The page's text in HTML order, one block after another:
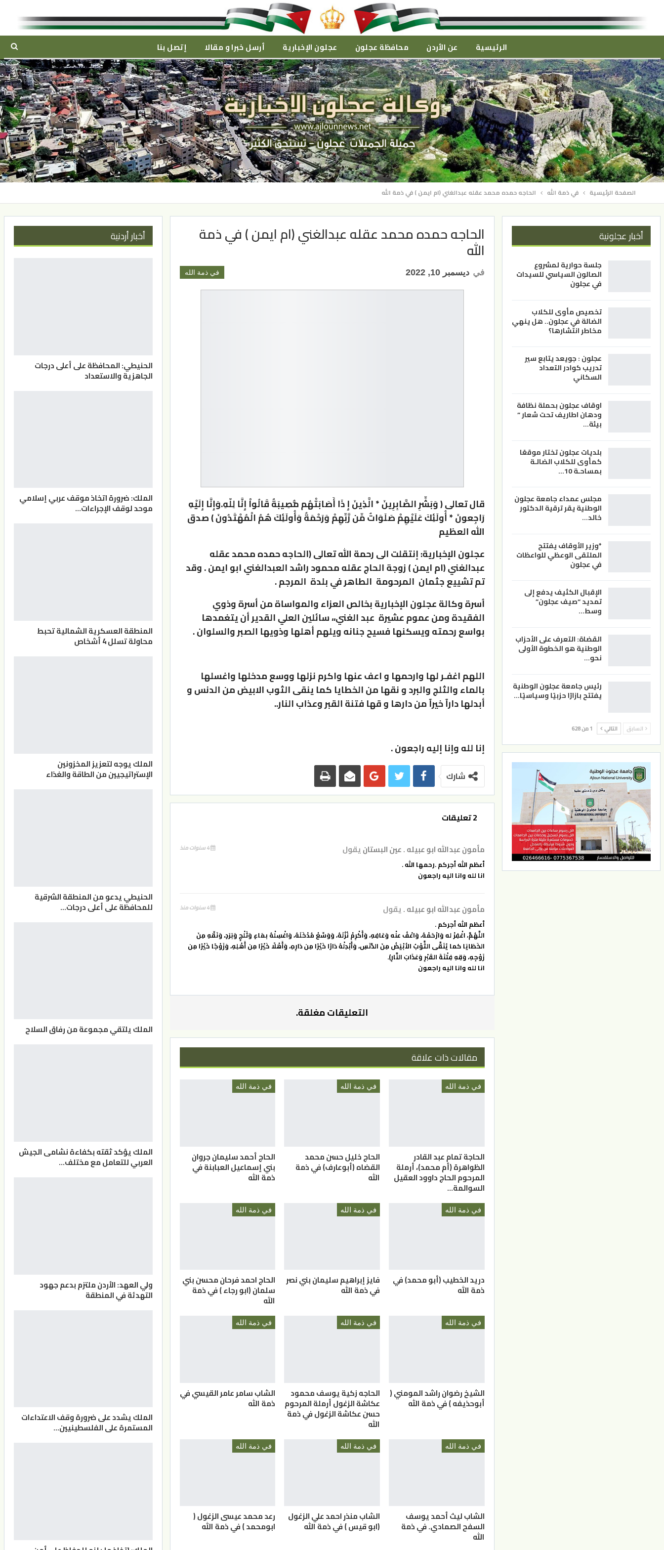
الرئيسية عن الأردن محافظة عجلون عجلون الإخبارية أرسل خبرا و مقالا إتصل بنا
الصفحة الرئيسية في ذمة الله الحاجه حمده محمد عقله عبدالغني (ام ايمن ) في ذمة الله
الحاجه حمده محمد عقله عبدالغني (ام ايمن ) في ذمة
الله
في ذمة الله في ديسمبر 10, 2022
قال تعالى ( وَبَشِّرِ الصَّابِرِينَ * الَّذِينَ إِ ذَا أَصَابَتْهُم مُّصِيبَةٌ قَالُواْ إِنَّا لِلّهِ.وَإِنَّا إِلَيْهِ
رَاجِعونَ * أُولَئِكَ عَلَيْهِمْ صَلَوَاتٌ مِّن رَّبِّهِمْ وَرَحْمَةٌ وَأُولَئِكَ هُمُ الْمُهْتَدُونَ ) صدق
الله العظيم
عجلون الإخبارية: إنتقلت الى رحمة الله تعالى (الحاجه حمده محمد عقله
عبدالغني (ام ايمن ) زوجة الحاج عقله محمود راشد العبدالغني ابو ايمن . وقد
تم تشييع جثمان المرحومة الطاهر في بلدة المرجم .
اُسرة وكالة عجلون الإخبارية بخالص العزاء والمواساة من أسرة وذوي
الفقيدة ومن عموم عشيرة عبد الغني،، سائلين العلي القدير أن يتغمدها
بواسع رحمته ويسكنها فسيح جنانه ويلهم أهلها وذويها الصبر والسلوان .
اللهم اغفـر لها وارحمها و اعف عنها واكرم نزلها ووسع مدخلها واغسلها
بالماء والثلج والبرد و نقها من الخطايا كما ينقى الثوب الابيض من الدنس و
أبدلها دارآ خيرآ من دارها و قها فتنة القبر وعذاب النار..
إنا لله وإنا إليه راجعون .
شارك
2 تعليقات
مأمون عبدالله ابو عبيله . عين البستانيقول 4 سنوات منذ
أعظم الله أجركم .رحمها الله .
انا لله وانا اليه راجعون
مأمون عبدالله ابو عبيله .يقول 4 سنوات منذ
أعظم الله أجركم .
اللَّهُمَّ، اغْفِرْ له وَارْحَمْهُ، وَاعْفُ عنْه وَعَافِهِ، وَأَكْرِمْ نُزُلَهُ، وَوَسِّعْ مُدْخَلَهُ، وَاغْسِلْهُ بمَاءٍ وَثَلْجٍ وَبَرَدٍ، وَنَقِّهِ مِنَ
الخَطَايَا كما يُنَقَّى الثَّوْبُ الأبْيَضُ مِنَ الدَّنَسِ، وَأَبْدِلْهُ دَارًا خَيْرًا مِن دَارِهِ، وَأَهْلًا خَيْرًا مِن أَهْلِهِ، وَزَوْجًا خَيْرًا مِن
زَوْجِهِ، وَقِهِ فِتْنَةَ القَبْرِ وَعَذَابَ النَّارِ).
انا لله وانا اليه راجعون
التعليقات مغلقة.
مقالات ذات علاقة
في ذمة الله
الحاجة تمام عبد القادر
الظواهرة (أم محمد)، أرملة
المرحوم الحاج داوود العقيل
السوالمة…
في ذمة الله
الحاج خليل حسن محمد
القضاه (أبوعارف) في ذمة
الله
في ذمة الله
الحاج أحمد سليمان جروان
بني إسماعيل العبابنة في
ذمة الله
في ذمة الله
دريد الخطيب (أبو محمد) في
ذمة الله
في ذمة الله
فايز إبراهيم سليمان بني نصر
في ذمة الله
في ذمة الله
الحاج احمد فرحان محسن بني
سلمان (ابو رجاء ) في ذمة
الله
في ذمة الله
الشيخ رضوان راشد المومني (
أبوحذيفه ) في ذمة الله
في ذمة الله
الحاجه زكية يوسف محمود
عكاشة الزغول أرملة المرحوم
حسن عكاشة الزغول في ذمة
الله
في ذمة الله
الشاب سامر عامر القيسي في
ذمة الله
في ذمة الله
الشاب ليث أحمد يوسف
السفح الصمادي. في ذمة
الله
في ذمة الله
الشاب منذر احمد علي الزغول
(ابو قيس ) في ذمة الله
في ذمة الله
رعد محمد عيسى الزغول (
ابومحمد ) في ذمة الله
أخبار عجلونية
جلسة حوارية لمشروع
الصالون السياسي للسيدات
في عجلون
تخصيص مأوى للكلاب
الضالة في عجلون.. هل ينهي
مخاطر انتشارها؟
عجلون : جويعد يتابع سير
تدريب كوادر التعداد
السكاني
اوقاف عجلون بحملة نظافة
ودهان اطاريف تحت شعار ”
بيئة…
بلديات عجلون تختار موقعًا
كمأوى للكلاب الضالـة
بمساحـة 10…
مجلس عمداء جامعة عجلون
الوطنية يقر ترقية الدكتور
خالد…
*وزير الأوقاف يفتتح
الملتقى الوعظي للواعظات
في عجلون
الإقبال الكثيف يدفع إلى
تمديد “صيف عجلون”
وسط…
القضاة: التعرف على الأحزاب
الوطنية هو الخطوة الأولى
نحو…
رئيس جامعة عجلون الوطنية
يفتتح بازارًا حزبيًا وسياسيًا…
السابق التالي 1 من 628
أخبار أردنية
الحنيطي: المحافظة على أعلى درجات
الجاهزية والاستعداد
الملك: ضرورة اتخاذ موقف عربي إسلامي
موحد لوقف الإجراءات…
المنطقة العسكرية الشمالية تحبط
محاولة تسلل 4 أشخاص
الملك يوجه لتعزيز المخزونين
الإستراتيجيين من الطاقة والغذاء
الحنيطي يدعو من المنطقة الشرقية
للمحافظة على أعلى درجات…
الملك يلتقي مجموعة من رفاق السلاح
الملك يؤكد ثقته بكفاءة نشامى الجيش
العربي للتعامل مع مختلف…
ولي العهد: الأردن ملتزم بدعم جهود
التهدئة في المنطقة
الملك يشدد على ضرورة وقف الاعتداءات
المستمرة على الفلسطينيين…